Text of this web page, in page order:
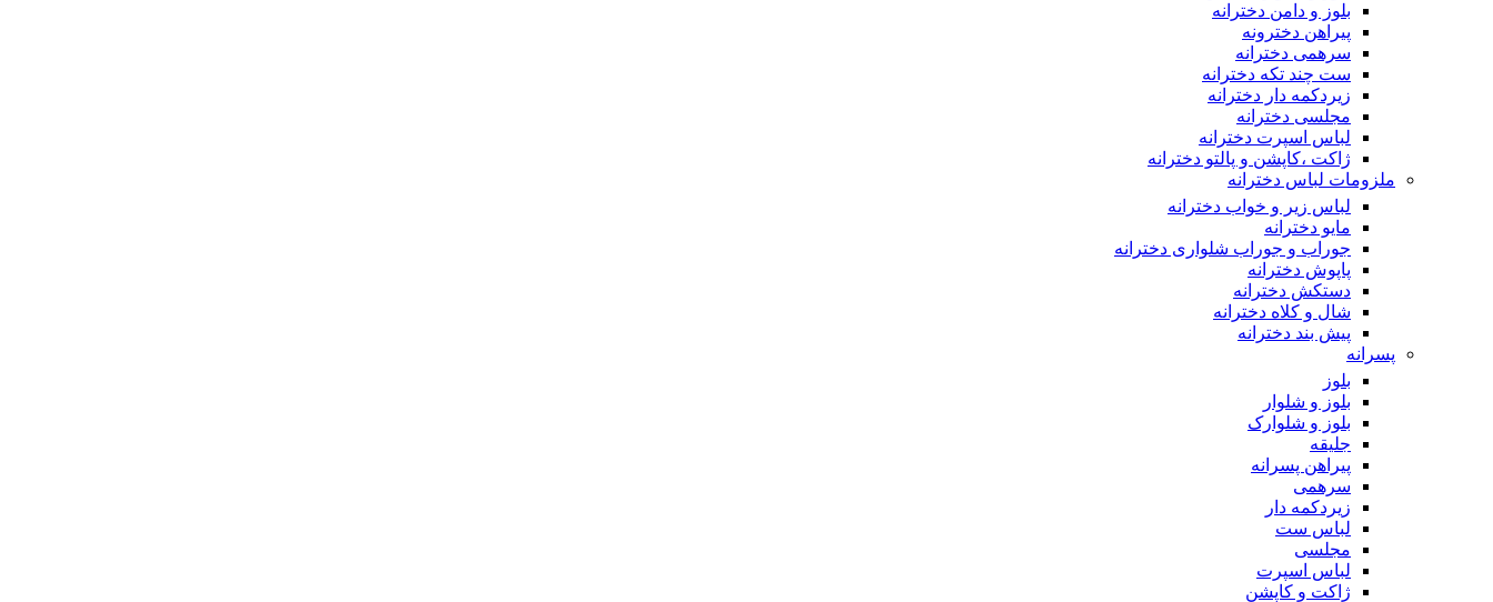
بلوز و دامن دخترانه
پیراهن دخترونه
سرهمی دخترانه
ست چند تکه دخترانه
زیردکمه دار دخترانه
مجلسی دخترانه
لباس اسپرت دخترانه
ژاکت ،کاپشن و پالتو دخترانه
ملزومات لباس دخترانه
لباس زیر و خواب دخترانه
مایو دخترانه
جوراب و جوراب شلواری دخترانه
پاپوش دخترانه
دستکش دخترانه
شال و کلاه دخترانه
پیش بند دخترانه
پسرانه
بلوز
بلوز و شلوار
بلوز و شلوارک
جلیقه
پیراهن پسرانه
سرهمی
زیردکمه دار
لباس ست
مجلسی
لباس اسپرت
ژاکت و کاپشن